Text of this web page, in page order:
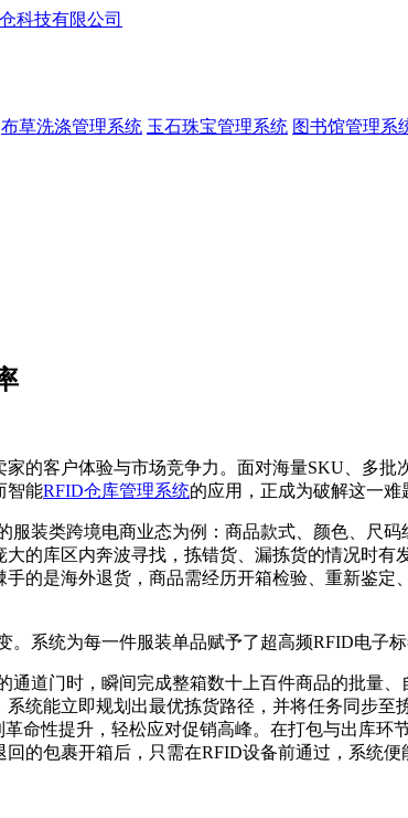
布草洗涤管理系统 玉石珠宝管理系统 图书馆管理系
的客户体验与市场竞争力。面对海量SKU、多
智能RFID仓库管理系统的应用，正成为破解这一难
装类跨境电商业态为例：商品款式、颜色、尺
的库区内奔波寻找，拣错货、漏拣货的情况时
的是海外退货，商品需经历开箱检验、重新鉴
系统为每一件服装单品赋予了超高频RFID电子
道门时，瞬间完成整箱数十上百件商品的批量
统能立即规划出最优拣货路径，并将任务同步
命性提升，轻松应对促销高峰。在打包与出库
的包裹开箱后，只需在RFID设备前通过，系统